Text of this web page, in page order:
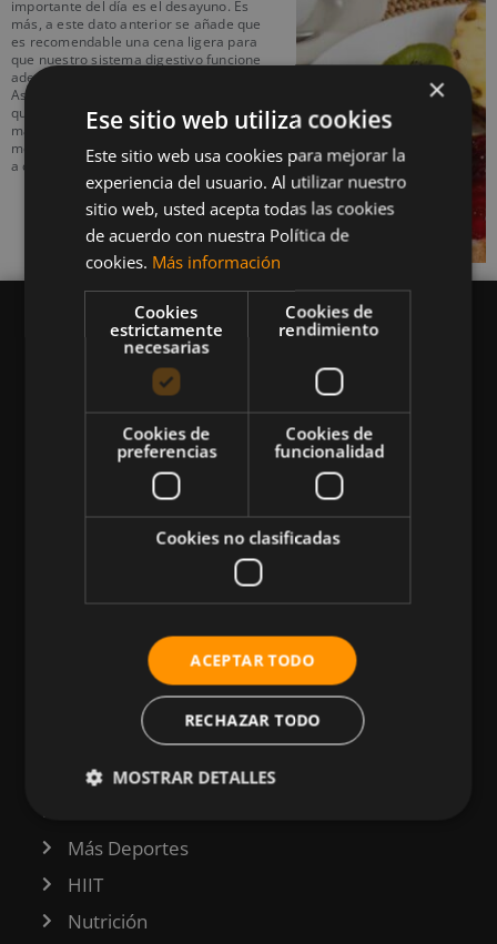
importante del día es el desayuno. Es
más, a este dato anterior se añade que
es recomendable una cena ligera para
que nuestro sistema digestivo funcione
adecuadamente mientras dormimos.
Asimismo, los nutricionistas aseguran
que un desayuno grande te hace quemar
más calorías. Si quieres conocer los
motivos, te contamos cada uno de ellos
a continuación.
Queremos mantenerte al día en temas de
deportes, fitness, nutrición, salud, recetas
saludables y tecnología aplicada al deporte y la
CATEGORÍAS
Atletismo
Musculación
Más Deportes
HIIT
Nutrición
×
Ese sitio web utiliza cookies
Este sitio web usa cookies para mejorar la
experiencia del usuario. Al utilizar nuestro
sitio web, usted acepta todas las cookies
de acuerdo con nuestra Política de
cookies. Más información
Cookies
estrictamente
necesarias
Cookies de
rendimiento
Cookies de
preferencias
Cookies de
funcionalidad
Cookies no clasificadas
ACEPTAR TODO
RECHAZAR TODO
MOSTRAR DETALLES